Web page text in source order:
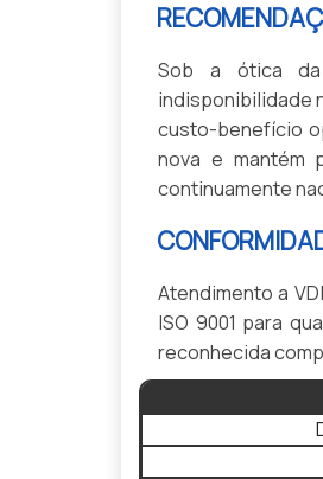
Sob a ótica da
indisponibilidade
custo-benefício
nova e mantém
continuamente
Atendimento a
ISO 9001 para
reconhecida